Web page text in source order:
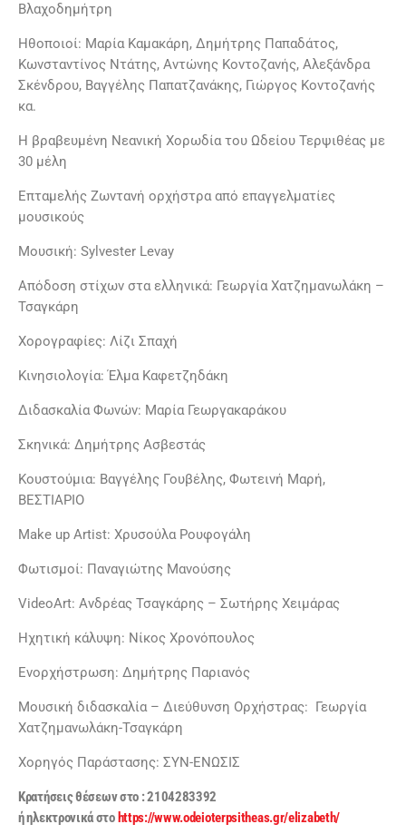
Βλαχοδημήτρη
Ηθοποιοί: Μαρία Καμακάρη, Δημήτρης Παπαδάτος,
Κωνσταντίνος Ντάτης, Αντώνης Κοντοζανής, Αλεξάνδρα
Σκένδρου, Βαγγέλης Παπατζανάκης, Γιώργος Κοντοζανής
κα.
Η βραβευμένη Νεανική Χορωδία του Ωδείου Τερψιθέας με
30 μέλη
Επταμελής Ζωντανή ορχήστρα από επαγγελματίες
μουσικούς
Μουσική: Sylvester Levay
Απόδοση στίχων στα ελληνικά: Γεωργία Χατζημανωλάκη –
Τσαγκάρη
Χορογραφίες: Λίζι Σπαχή
Κινησιολογία: Έλμα Καφετζηδάκη
Διδασκαλία Φωνών: Μαρία Γεωργακαράκου
Σκηνικά: Δημήτρης Ασβεστάς
Κουστούμια: Βαγγέλης Γουβέλης, Φωτεινή Μαρή,
ΒΕΣΤΙΑΡΙΟ
Make up Artist: Χρυσούλα Ρουφογάλη
Φωτισμοί: Παναγιώτης Μανούσης
VideoArt: Ανδρέας Τσαγκάρης – Σωτήρης Χειμάρας
Ηχητική κάλυψη: Νίκος Χρονόπουλος
Ενορχήστρωση: Δημήτρης Παριανός
Μουσική διδασκαλία – Διεύθυνση Ορχήστρας: Γεωργία
Χατζημανωλάκη-Τσαγκάρη
Χορηγός Παράστασης: ΣΥΝ-ΕΝΩΣΙΣ
Kρατήσεις θέσεων στο : 2104283392
ή ηλεκτρονικά στο https://www.odeioterpsitheas.gr/elizabeth/